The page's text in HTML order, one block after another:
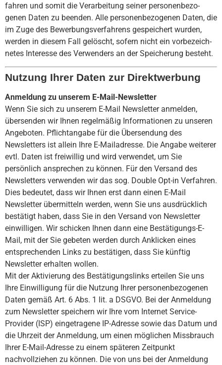
fah­ren und somit die Ver­ar­bei­tung seiner per­sonen­bezo­
genen Daten zu beenden. Alle per­sonen­bezo­genen Daten, die
im Zuge des Bewer­bungs­ver­fah­rens gespei­chert wurden,
werden in diesem Fall gelöscht, sofern nicht ein vor­be­zeich­
netes Inter­esse des Ver­wen­ders an der Spei­cherung besteht.
Nutzung Ihrer Daten zur Direktwerbung
Anmeldung zu unserem E-Mail-Newsletter
Wenn Sie sich zu unserem E-Mail Newsletter anmelden,
übersenden wir Ihnen regelmäßig Informationen zu unseren
Angeboten. Pflichtangabe für die Übersendung des
Newsletters ist allein Ihre E-Mailadresse. Die Angabe weiterer
evtl. Daten ist freiwillig und wird verwendet, um Sie
persönlich ansprechen zu können. Für den Versand des
Newsletters verwenden wir das sog. Double Opt-in Verfahren.
Dies bedeutet, dass wir Ihnen erst dann einen E-Mail
Newsletter übermitteln werden, wenn Sie uns ausdrücklich
bestätigt haben, dass Sie in den Versand von Newsletter
einwilligen. Wir schicken Ihnen dann eine Bestätigungs-E-
Mail, mit der Sie gebeten werden durch Anklicken eines
entsprechenden Links zu bestätigen, dass Sie künftig
Newsletter erhalten wollen.
Mit der Aktivierung des Bestätigungslinks erteilen Sie uns
Ihre Einwilligung für die Nutzung Ihrer personenbezogenen
Daten gemäß Art. 6 Abs. 1 lit. a DSGVO. Bei der Anmeldung
zum Newsletter speichern wir Ihre vom Internet Service-
Provider (ISP) eingetragene IP-Adresse sowie das Datum und
die Uhrzeit der Anmeldung, um einen möglichen Missbrauch
Ihrer E-Mail-Adresse zu einem späteren Zeitpunkt
nachvollziehen zu können. Die von uns bei der Anmeldung